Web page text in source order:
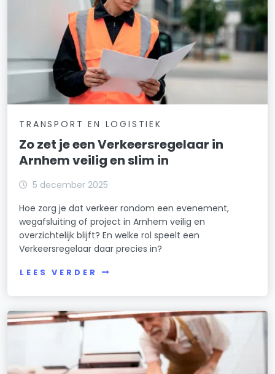
TRANSPORT EN LOGISTIEK
Zo zet je een Verkeersregelaar in
Arnhem veilig en slim in
5 december 2025
Hoe zorg je dat verkeer rondom een evenement,
wegafsluiting of project in Arnhem veilig en
overzichtelijk blijft? En welke rol speelt een
Verkeersregelaar daar precies in?
LEES VERDER